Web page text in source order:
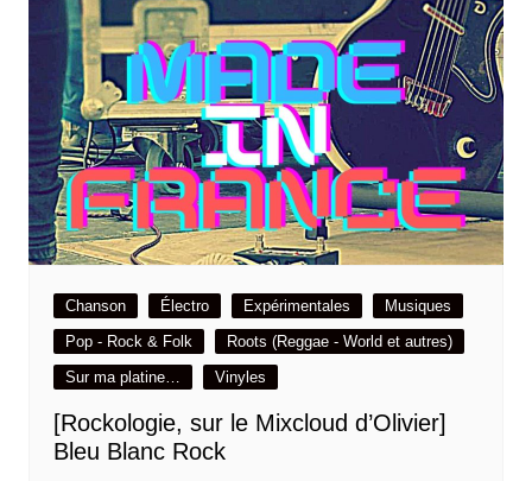
Chanson Électro Expérimentales
Musiques
Pop - Rock & Folk
Roots (Reggae - World et autres)
Sur ma platine…
Vinyles
[Rockologie, sur le Mixcloud d’Olivier]
Bleu Blanc Rock